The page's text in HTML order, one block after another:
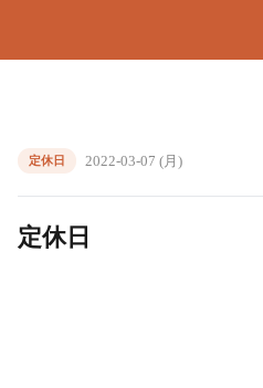
定休日 2022-03-07 (月)
定休日